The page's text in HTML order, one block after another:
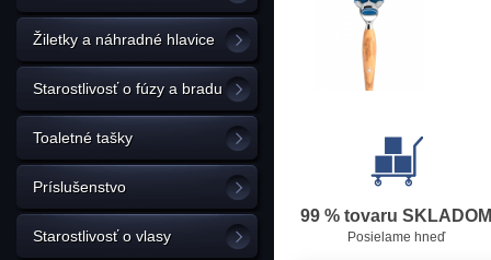
Žiletky a náhradné hlavice
Starostlivosť o fúzy a bradu
Toaletné tašky
Príslušenstvo
Starostlivosť o vlasy
99 % tovaru SKLADOM
Posielame hneď